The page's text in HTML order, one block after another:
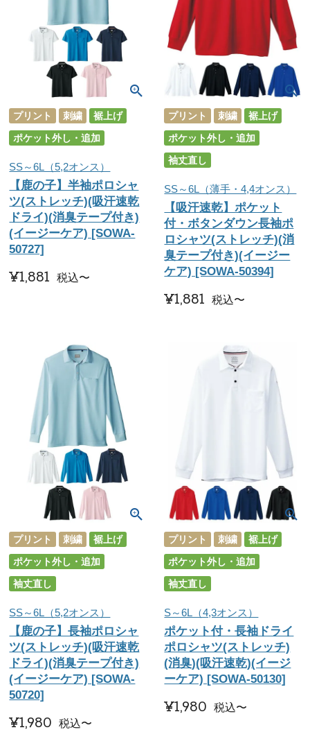
プリント 刺繍
裾上げ
ポケット外し・追加
SS～6L（5,2オンス）
【鹿の子】半袖ポロシャ
ツ(ストレッチ)(吸汗速乾
ドライ)(消臭テープ付き)
(イージーケア) [SOWA-
50727]
¥1,881 税込〜
プリント 刺繍
裾上げ
ポケット外し・追加
袖丈直し
SS～6L（薄手・4,4オンス）
【吸汗速乾】ポケット
付・ボタンダウン長袖ポ
ロシャツ(ストレッチ)(消
臭テープ付き)(イージー
ケア) [SOWA-50394]
¥1,881 税込〜
プリント 刺繍
裾上げ
ポケット外し・追加
袖丈直し
SS～6L（5,2オンス）
【鹿の子】長袖ポロシャ
ツ(ストレッチ)(吸汗速乾
ドライ)(消臭テープ付き)
(イージーケア) [SOWA-
50720]
¥1,980 税込〜
プリント 刺繍
裾上げ
ポケット外し・追加
袖丈直し
S～6L（4,3オンス）
ポケット付・長袖ドライ
ポロシャツ(ストレッチ)
(消臭)(吸汗速乾)(イージ
ーケア) [SOWA-50130]
¥1,980 税込〜